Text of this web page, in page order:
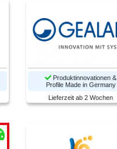
Produktinnovationen &
Profile Made in Germany
Lieferzeit ab 2 Wochen